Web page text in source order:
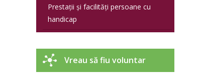
Prestații și facilități persoane cu
handicap
Vreau să fiu voluntar